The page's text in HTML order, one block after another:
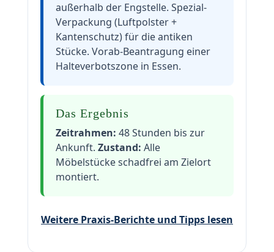
außerhalb der Engstelle. Spezial-
Verpackung (Luftpolster +
Kantenschutz) für die antiken
Stücke. Vorab-Beantragung einer
Halteverbotszone in Essen.
Das Ergebnis
Zeitrahmen: 48 Stunden bis zur
Ankunft. Zustand: Alle
Möbelstücke schadfrei am Zielort
montiert.
Weitere Praxis-Berichte und Tipps lesen